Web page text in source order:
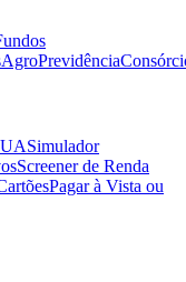
AgroPrevidência
Simulador
Screener de Renda
Pagar à Vista ou